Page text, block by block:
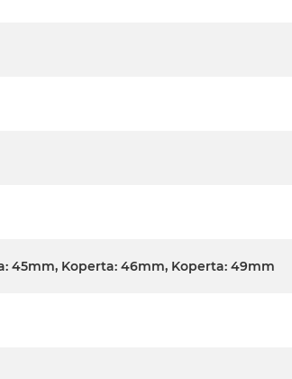
45mm, Koperta: 46mm, Koperta: 49mm